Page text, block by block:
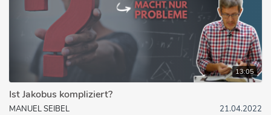
13:05
Ist Jakobus kompliziert?
MANUEL SEIBEL 21.04.2022